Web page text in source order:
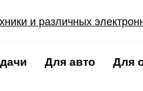
Для авто Для